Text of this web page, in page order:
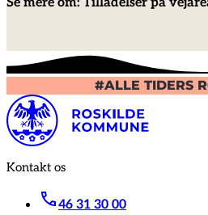
#ALLE TIDERS
Kontakt os
46 31 30 00